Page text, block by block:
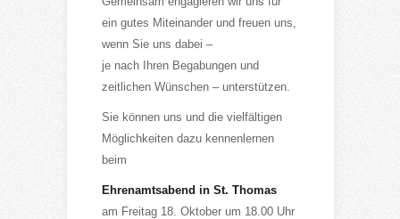
ein gutes Miteinander und freuen uns,
wenn Sie uns dabei –
je nach Ihren Begabungen und
zeitlichen Wünschen – unterstützen.
Sie können uns und die vielfältigen
Möglichkeiten dazu kennenlernen
beim
Ehrenamtsabend in St. Thomas
am Freitag 18. Oktober um 18.00 Uhr